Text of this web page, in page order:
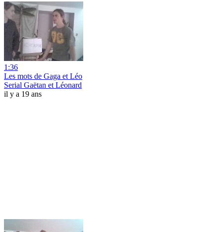
1:36
Les mots de Gaga et Léo
Serial Gaëtan et Léonard
il y a 19 ans